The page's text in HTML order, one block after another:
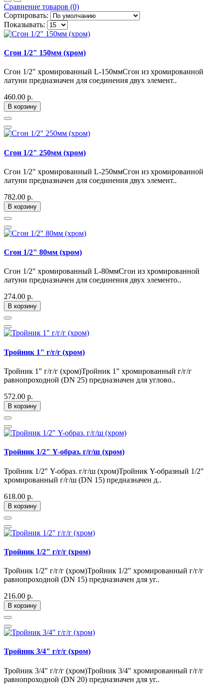
Сравнение товаров (0)
Сортировать:
Показывать:
Сгон 1/2" 150мм (хром)
Сгон 1/2" хромированный L-150ммСгон из хромированной
латуни предназначен для соединения двух элемент..
460.00 р.
В корзину
Сгон 1/2" 250мм (хром)
Сгон 1/2" хромированный L-250ммСгон из хромированной
латуни предназначен для соединения двух элемент..
782.00 р.
В корзину
Сгон 1/2" 80мм (хром)
Сгон 1/2" хромированный L-80ммСгон из хромированной
латуни предназначен для соединения двух элементо..
274.00 р.
В корзину
Тройник 1" г/г/г (хром)
Тройник 1" г/г/г (хром)Тройник 1" хромированный г/г/г
равнопроходной (DN 25) предназначен для углово..
572.00 р.
В корзину
Тройник 1/2" Y-образ. г/г/ш (хром)
Тройник 1/2" Y-образ. г/г/ш (хром)Тройник Y-образный 1/2"
хромированный г/г/ш (DN 15) предназначен д..
618.00 р.
В корзину
Тройник 1/2" г/г/г (хром)
Тройник 1/2" г/г/г (хром)Тройник 1/2" хромированный г/г/г
равнопроходной (DN 15) предназначен для уг..
216.00 р.
В корзину
Тройник 3/4" г/г/г (хром)
Тройник 3/4" г/г/г (хром)Тройник 3/4" хромированный г/г/г
равнопроходной (DN 20) предназначен для уг..